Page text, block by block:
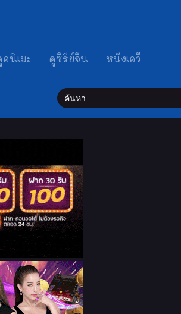
นิเมะ ดูซีรีย์จีน หนังเอวี